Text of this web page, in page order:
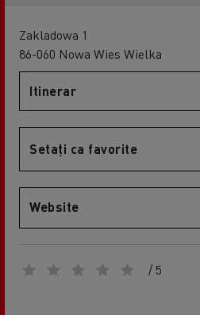
Zakladowa 1
86-060 Nowa Wies Wielka
Itinerar
Setați ca favorite
Website
/ 5